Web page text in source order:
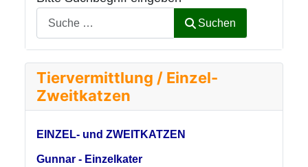
Suchen
Tiervermittlung / Einzel-
Zweitkatzen
EINZEL- und ZWEITKATZEN
Gunnar - Einzelkater